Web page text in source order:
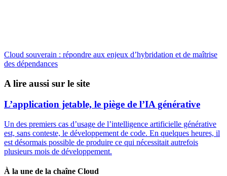
Cloud souverain : répondre aux enjeux d’hybridation et de maîtrise
des dépendances
A lire aussi sur le site
L’application jetable, le piège de l’IA générative
Un des premiers cas d’usage de l’intelligence artificielle générative
est, sans conteste, le développement de code. En quelques heures, il
est désormais possible de produire ce qui nécessitait autrefois
plusieurs mois de développement.
À la une de la chaîne Cloud